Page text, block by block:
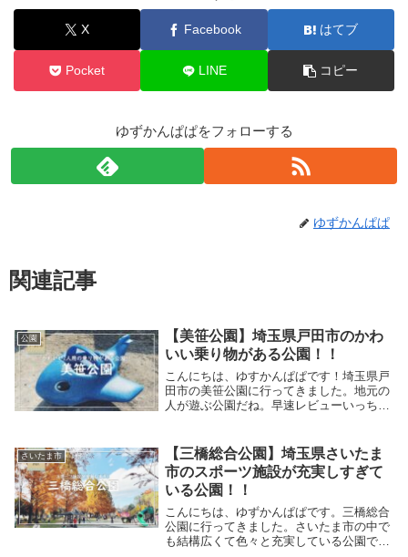
X Facebook はてブ
Pocket LINE コピー
ゆずかんぱぱをフォローする
ゆずかんぱぱ
関連記事
公園
【美笹公園】埼玉県戸田市のかわ
いい乗り物がある公園！！
こんにちは、ゆすかんぱぱです！埼玉県戸
田市の美笹公園に行ってきました。地元の
人が遊ぶ公園だね。早速レビューいっちゃ
でも楽しめそうだね。ただ、すべり台すべ
る時にはこの...
さいたま市
【三橋総合公園】埼玉県さいたま
市のスポーツ施設が充実しすぎて
いる公園！！
こんにちは、ゆずかんぱぱです。三橋総合
公園に行ってきました。さいたま市の中で
も結構広くて色々と充実している公園で